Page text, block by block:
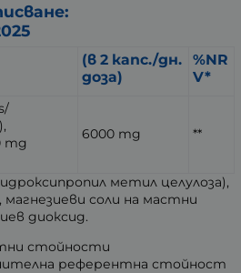
(в 2 капс./дн.
доза)
%NR
V*
mg
6000 mg **
метил целулоза),
соли на мастни
диоксид.
стойности
референтна стойност